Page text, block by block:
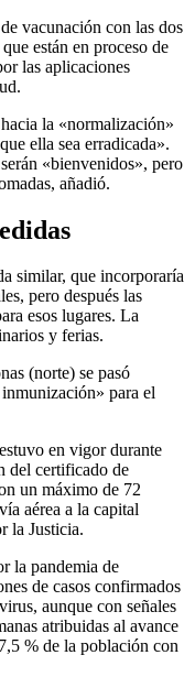
vacunación con las dos
están en proceso de
las aplicaciones
la «normalización»
ella sea erradicada».
«bienvenidos», pero
añadió.
similar, que incorporaría
pero después las
esos lugares. La
y ferias.
(norte) se pasó
para el
en vigor durante
del certificado de
un máximo de 72
aérea a la capital
la Justicia.
la pandemia de
de casos confirmados
aunque con señales
atribuidas al avance
% de la población con